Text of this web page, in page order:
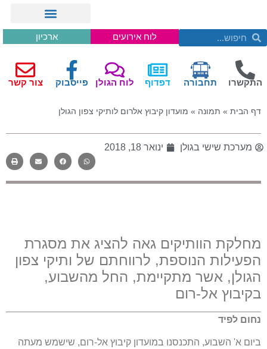
לוח אירועים ארכיון
התקשרו תחבורה דפדוף לוח הגולן פייסבוק צור קשר
דף הבית » תמונה » מועדון קיבוץ אלרום לותיקי צפון הגולן
מערכת שישי בגולן ינואר 18, 2018
מחלקת הוותיקים גאה להציג את מסגרת
הפעילות הנוספת, לרווחתם של ותיקי צפון
הגולן, אשר מתקיימת, החל מהשבוע,
בקיבוץ אל-רום
נחום לפיד
ביום א' השבוע, התכנסנו במועדון קיבוץ אל-רום, שישמש מעתה